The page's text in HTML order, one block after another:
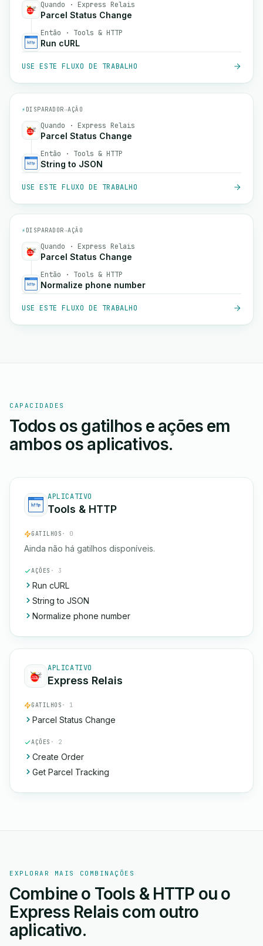
Quando · Express Relais
Parcel Status Change
Então · Tools & HTTP
Run cURL
USE ESTE FLUXO DE TRABALHO
⚡ DISPARADOR→AÇÃO
Quando · Express Relais
Parcel Status Change
Então · Tools & HTTP
String to JSON
USE ESTE FLUXO DE TRABALHO
⚡ DISPARADOR→AÇÃO
Quando · Express Relais
Parcel Status Change
Então · Tools & HTTP
Normalize phone number
USE ESTE FLUXO DE TRABALHO
CAPACIDADES
Todos os gatilhos e ações em
ambos os aplicativos.
APLICATIVO
Tools & HTTP
GATILHOS · 0
Ainda não há gatilhos disponíveis.
AÇÕES · 3
Run cURL
String to JSON
Normalize phone number
APLICATIVO
Express Relais
GATILHOS · 1
Parcel Status Change
AÇÕES · 2
Create Order
Get Parcel Tracking
EXPLORAR MAIS COMBINAÇÕES
Combine o Tools & HTTP ou o
Express Relais com outro
aplicativo.